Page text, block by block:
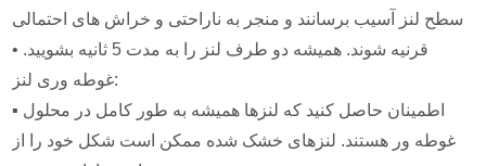
سطح لنز آسیب برسانند و منجر به ناراحتی و خراش های احتمالی
قرنیه شوند. همیشه دو طرف لنز را به مدت 5 ثانیه بشویید. •
غوطه وری لنز:
▪ اطمینان حاصل کنید که لنزها همیشه به طور کامل در محلول
غوطه ور هستند. لنزهای خشک شده ممکن است شکل خود را از